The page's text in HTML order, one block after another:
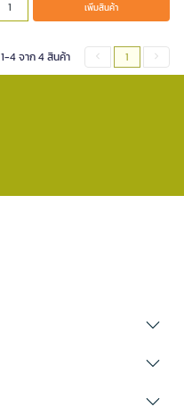
เพิ่มสินค้า
1-4 จาก 4 สินค้า 1